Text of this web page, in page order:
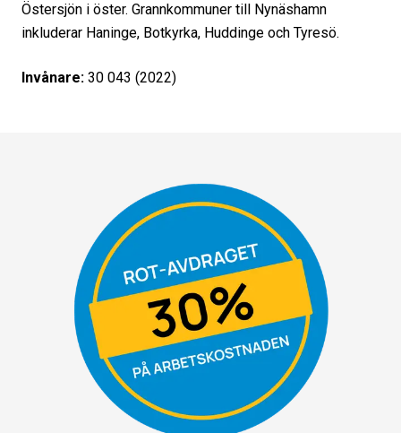
Östersjön i öster. Grannkommuner till Nynäshamn
inkluderar Haninge, Botkyrka, Huddinge och Tyresö.
Invånare: 30 043 (2022)